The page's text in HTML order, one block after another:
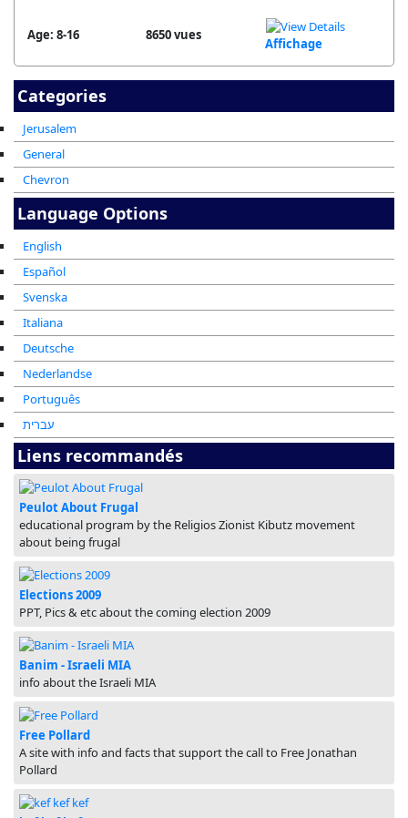
Categories
Jerusalem
General
Chevron
Age: 8-16 8650 vues
Affichage
Language Options
English
Español
Svenska
Italiana
Deutsche
Nederlandse
Português
עברית
Liens recommandés
Peulot About Frugal
educational program by the Religios Zionist Kibutz movement
about being frugal
Elections 2009
PPT, Pics & etc about the coming election 2009
Banim - Israeli MIA
info about the Israeli MIA
Free Pollard
A site with info and facts that support the call to Free Jonathan
Pollard